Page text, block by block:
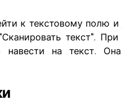
к текстовому полю
текст".
на текст. Она